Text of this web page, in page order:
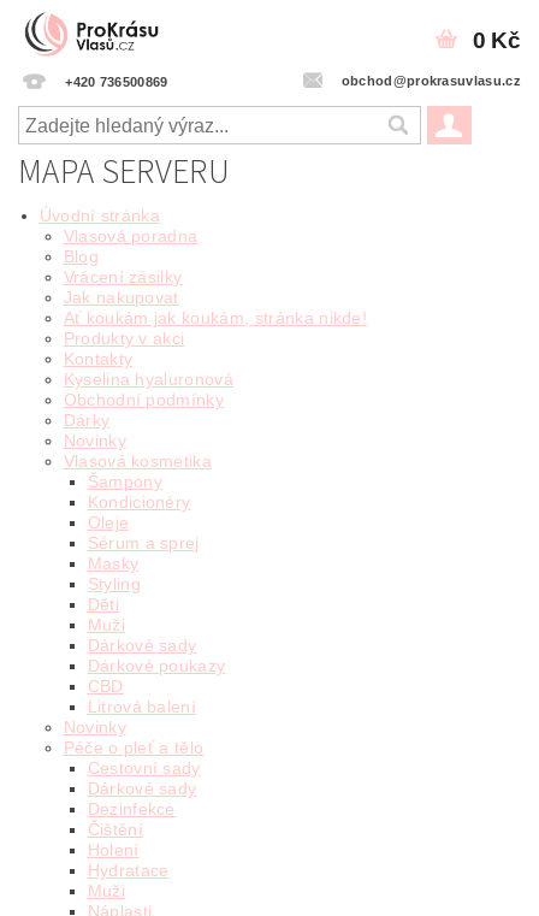
+420 736500869 obchod@prokrasuvlasu.cz
0 Kč
MAPA SERVERU
Úvodní stránka
Vlasová poradna
Blog
Vrácení zásilky
Jak nakupovat
Ať koukám jak koukám, stránka nikde!
Produkty v akci
Kontakty
Kyselina hyaluronová
Obchodní podmínky
Dárky
Novinky
Vlasová kosmetika
Šampony
Kondicionéry
Oleje
Sérum a sprej
Masky
Styling
Děti
Muži
Dárkové sady
Dárkové poukazy
CBD
Litrová balení
Novinky
Péče o pleť a tělo
Cestovní sady
Dárkové sady
Dezinfekce
Čištění
Holení
Hydratace
Muži
Náplasti